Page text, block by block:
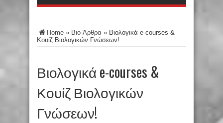
Home » Βιο-Άρθρα » Βιολογικά e-courses &
Κουίζ Βιολογικών Γνώσεων!
Βιολογικά e-courses &
Κουίζ Βιολογικών
Γνώσεων!